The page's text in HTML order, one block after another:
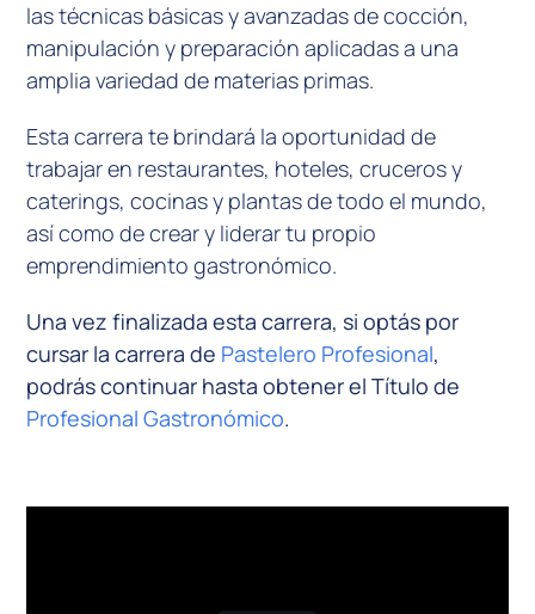
las técnicas básicas y avanzadas de cocción,
manipulación y preparación aplicadas a una
amplia variedad de materias primas.
Esta carrera te brindará la oportunidad de
trabajar en restaurantes, hoteles, cruceros y
caterings, cocinas y plantas de todo el mundo,
así como de crear y liderar tu propio
emprendimiento gastronómico.
Una vez finalizada esta carrera, si optás por
cursar la carrera de Pastelero Profesional,
podrás continuar hasta obtener el Título de
Profesional Gastronómico.